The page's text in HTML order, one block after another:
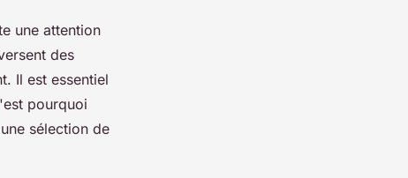
une attention
des
Il est essentiel
pourquoi
sélection de